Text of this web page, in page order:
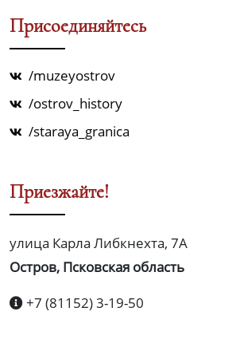
Присоединяйтесь
/muzeyostrov
/ostrov_history
/staraya_granica
Приезжайте!
улица Карла Либкнехта, 7А
Остров, Псковская область
+7 (81152) 3-19-50